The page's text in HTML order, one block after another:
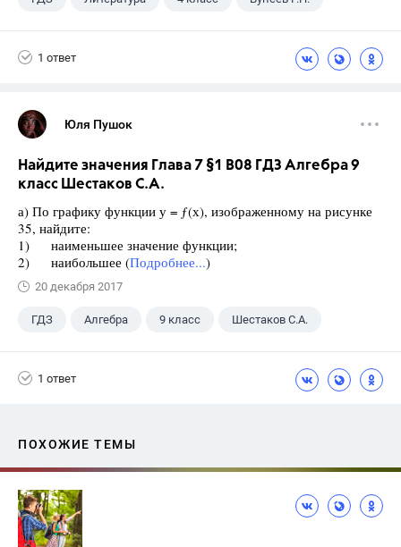
1 ответ
Юля Пушок
Найдите значения Глава 7 §1 B08 ГДЗ Алгебра 9
класс Шестаков С.А.
а) По графику функции у = ƒ(х), изображенному на рисунке
35, найдите:
1) наименьшее значение функции;
2) наибольшее (Подробнее...)
20 декабря 2017
ГДЗ Алгебра 9 класс Шестаков С.А.
1 ответ
ПОХОЖИЕ ТЕМЫ